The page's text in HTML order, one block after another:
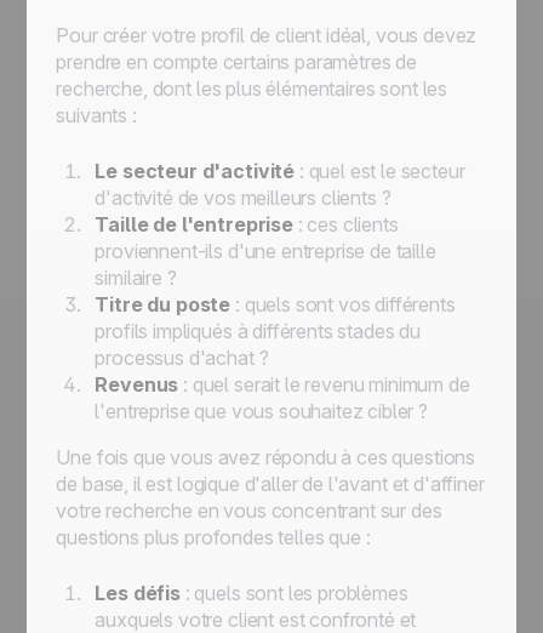
Pour créer votre profil de client idéal, vous devez
prendre en compte certains paramètres de
recherche, dont les plus élémentaires sont les
suivants :
Le secteur d'activité : quel est le secteur
d'activité de vos meilleurs clients ?
Taille de l'entreprise: ces clients
proviennent-ils d'une entreprise de taille
similaire ?
Titre du poste : quels sont vos différents
profils impliqués à différents stades du
processus d'achat ?
Revenus : quel serait le revenu minimum de
l'entreprise que vous souhaitez cibler ?
Une fois que vous avez répondu à ces questions
de base, il est logique d'aller de l'avant et d'affiner
votre recherche en vous concentrant sur des
questions plus profondes telles que :
Les défis: quels sont les problèmes
auxquels votre client est confronté et